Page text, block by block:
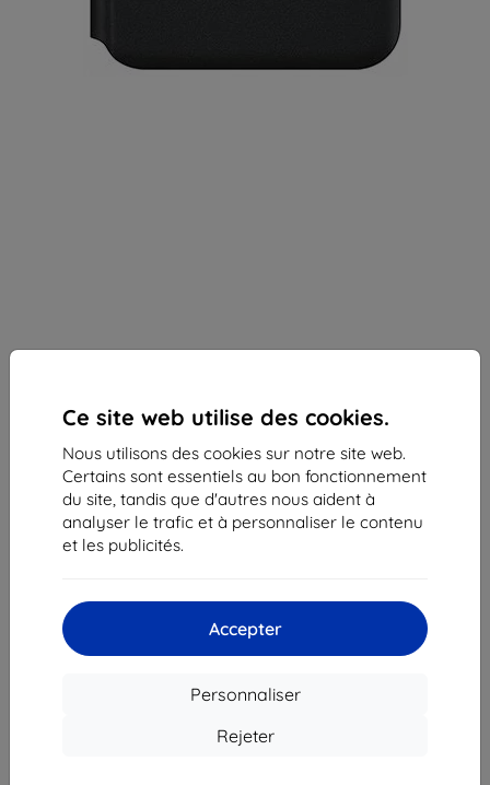
Ce site web utilise des cookies.
Nous utilisons des cookies sur notre site web.
Certains sont essentiels au bon fonctionnement
du site, tandis que d'autres nous aident à
analyser le trafic et à personnaliser le contenu
et les publicités.
Accepter
Personnaliser
Rejeter
Coque Case Samsung EF-NS901PB S22 S901 black
LED View Cover (EF-NS901PBEGEE)
Description et caractéristiques